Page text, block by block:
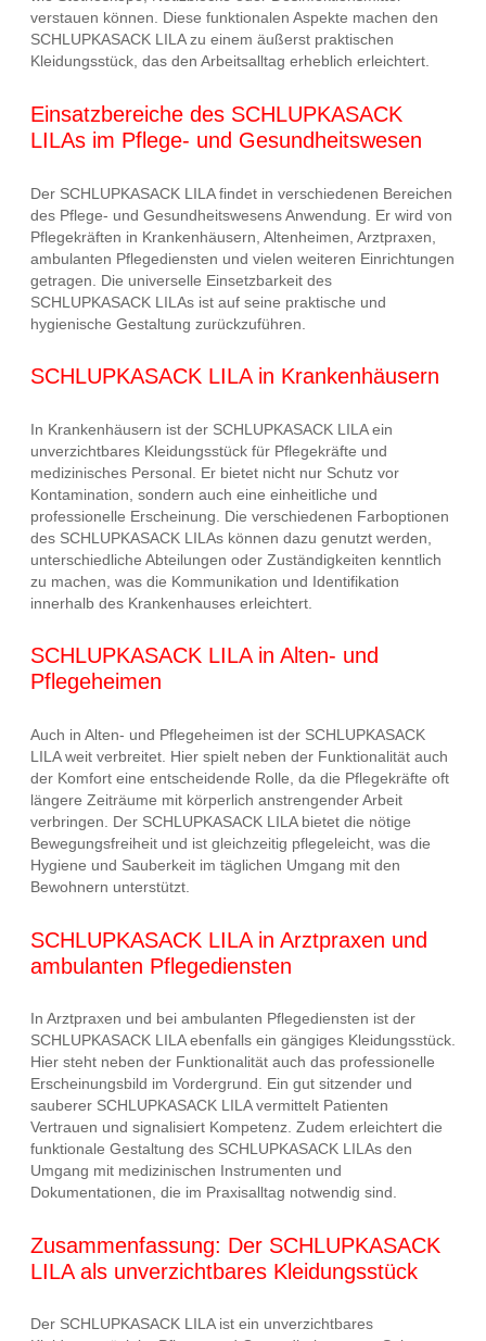
verstauen können. Diese funktionalen Aspekte machen den
SCHLUPKASACK LILA zu einem äußerst praktischen
Kleidungsstück, das den Arbeitsalltag erheblich erleichtert.
Einsatzbereiche des SCHLUPKASACK
LILAs im Pflege- und Gesundheitswesen
Der SCHLUPKASACK LILA findet in verschiedenen Bereichen
des Pflege- und Gesundheitswesens Anwendung. Er wird von
Pflegekräften in Krankenhäusern, Altenheimen, Arztpraxen,
ambulanten Pflegediensten und vielen weiteren Einrichtungen
getragen. Die universelle Einsetzbarkeit des
SCHLUPKASACK LILAs ist auf seine praktische und
hygienische Gestaltung zurückzuführen.
SCHLUPKASACK LILA in Krankenhäusern
In Krankenhäusern ist der SCHLUPKASACK LILA ein
unverzichtbares Kleidungsstück für Pflegekräfte und
medizinisches Personal. Er bietet nicht nur Schutz vor
Kontamination, sondern auch eine einheitliche und
professionelle Erscheinung. Die verschiedenen Farboptionen
des SCHLUPKASACK LILAs können dazu genutzt werden,
unterschiedliche Abteilungen oder Zuständigkeiten kenntlich
zu machen, was die Kommunikation und Identifikation
innerhalb des Krankenhauses erleichtert.
SCHLUPKASACK LILA in Alten- und
Pflegeheimen
Auch in Alten- und Pflegeheimen ist der SCHLUPKASACK
LILA weit verbreitet. Hier spielt neben der Funktionalität auch
der Komfort eine entscheidende Rolle, da die Pflegekräfte oft
längere Zeiträume mit körperlich anstrengender Arbeit
verbringen. Der SCHLUPKASACK LILA bietet die nötige
Bewegungsfreiheit und ist gleichzeitig pflegeleicht, was die
Hygiene und Sauberkeit im täglichen Umgang mit den
Bewohnern unterstützt.
SCHLUPKASACK LILA in Arztpraxen und
ambulanten Pflegediensten
In Arztpraxen und bei ambulanten Pflegediensten ist der
SCHLUPKASACK LILA ebenfalls ein gängiges Kleidungsstück.
Hier steht neben der Funktionalität auch das professionelle
Erscheinungsbild im Vordergrund. Ein gut sitzender und
sauberer SCHLUPKASACK LILA vermittelt Patienten
Vertrauen und signalisiert Kompetenz. Zudem erleichtert die
funktionale Gestaltung des SCHLUPKASACK LILAs den
Umgang mit medizinischen Instrumenten und
Dokumentationen, die im Praxisalltag notwendig sind.
Zusammenfassung: Der SCHLUPKASACK
LILA als unverzichtbares Kleidungsstück
Der SCHLUPKASACK LILA ist ein unverzichtbares